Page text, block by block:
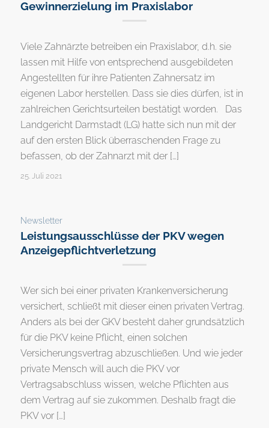
Gewinnerzielung im Praxislabor
Viele Zahnärzte betreiben ein Praxislabor, d.h. sie
lassen mit Hilfe von entsprechend ausgebildeten
Angestellten für ihre Patienten Zahnersatz im
eigenen Labor herstellen. Dass sie dies dürfen, ist in
zahlreichen Gerichtsurteilen bestätigt worden. Das
Landgericht Darmstadt (LG) hatte sich nun mit der
auf den ersten Blick überraschenden Frage zu
befassen, ob der Zahnarzt mit der […]
25. Juli 2021
Newsletter
Leistungsausschlüsse der PKV wegen
Anzeigepflichtverletzung
Wer sich bei einer privaten Krankenversicherung
versichert, schließt mit dieser einen privaten Vertrag.
Anders als bei der GKV besteht daher grundsätzlich
für die PKV keine Pflicht, einen solchen
Versicherungsvertrag abzuschließen. Und wie jeder
private Mensch will auch die PKV vor
Vertragsabschluss wissen, welche Pflichten aus
dem Vertrag auf sie zukommen. Deshalb fragt die
PKV vor […]